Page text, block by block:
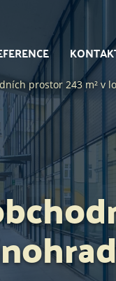
prostor 243 m² v